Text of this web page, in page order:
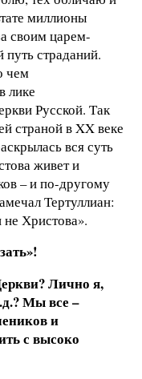
миллионы
своим царем-
страданий.
чем
лике
Русской. Так
страной в XX веке
вся суть
живет и
– и по-другому
Тертуллиан:
Христова».
Лично я,
Мы все –
и
с высоко